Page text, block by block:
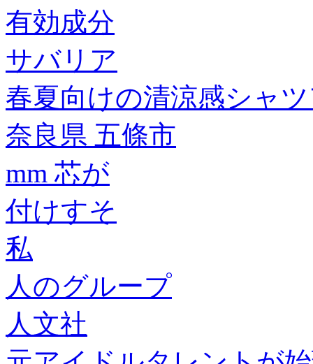
有効成分
サバリア
春夏向けの清涼感シャ
奈良県 五條市
mm 芯が
付けすそ
私
人のグループ
人文社